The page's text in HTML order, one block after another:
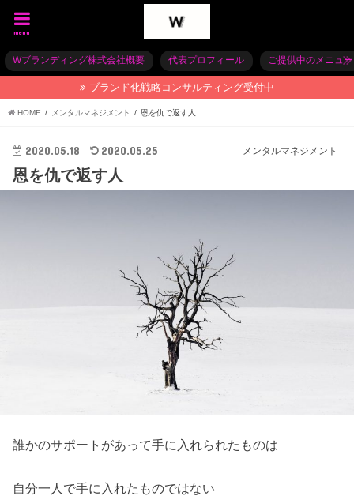
menu
Wブランディング株式会社概要 代表プロフィール ご提供中のメニュー
ブランド化戦略コンサルティング受付中
HOME メンタルマネジメント 恩を仇で返す人
メンタルマネジメント
2020.05.18 2020.05.25
恩を仇で返す人
誰かのサポートがあって手に入れられたものは
自分一人で手に入れたものではない